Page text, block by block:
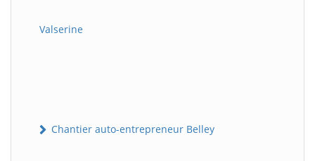
Valserine
Chantier auto-entrepreneur Belley